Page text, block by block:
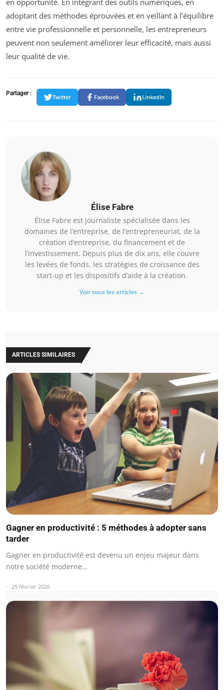
adoptant des méthodes éprouvées et en veillant à l’équilibre
entre vie professionnelle et personnelle, les entrepreneurs
peuvent non seulement améliorer leur efficacité, mais aussi
leur qualité de vie.
Partager :
Twitter Facebook LinkedIn
Élise Fabre
Élise Fabre est journaliste spécialisée dans les
domaines de l’entreprise, de l’entrepreneuriat, de la
création d’entreprise, du financement et de
l’investissement. Depuis plus de dix ans, elle couvre
les levées de fonds, les stratégies de croissance des
start-up et les dispositifs d’aide à la création.
Voir tous les articles →
ARTICLES SIMILAIRES
Gagner en productivité : 5 méthodes à adopter sans
tarder
Gagner en productivité est devenu un enjeu majeur dans
notre société moderne…
25 février 2026